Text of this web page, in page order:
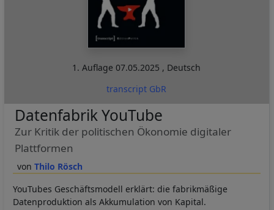
1. Auflage07.05.2025 , Deutsch
transcript GbR
Thilo Rösch
Datenfabrik YouTube
Zur Kritik der politischen Ökonomie digitaler
Plattformen
YouTubes Geschäftsmodell erklärt: die fabrikmäßige
Datenproduktion als Akkumulation von Kapital.